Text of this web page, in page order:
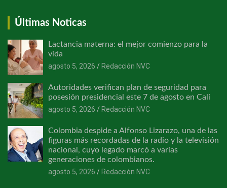
Últimas Noticas
Lactancia materna: el mejor comienzo para la
vida
agosto 5, 2026
Redacción NVC
Autoridades verifican plan de seguridad para
posesión presidencial este 7 de agosto en Cali
agosto 5, 2026
Redacción NVC
Colombia despide a Alfonso Lizarazo, una de las
figuras más recordadas de la radio y la televisión
nacional, cuyo legado marcó a varias
generaciones de colombianos.
agosto 5, 2026
Redacción NVC